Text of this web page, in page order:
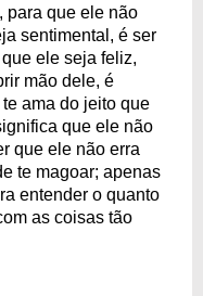
para que ele não
sentimental, é ser
ele seja feliz,
mão dele, é
ama do jeito que
que ele não
que ele não erra
te magoar; apenas
entender o quanto
as coisas tão